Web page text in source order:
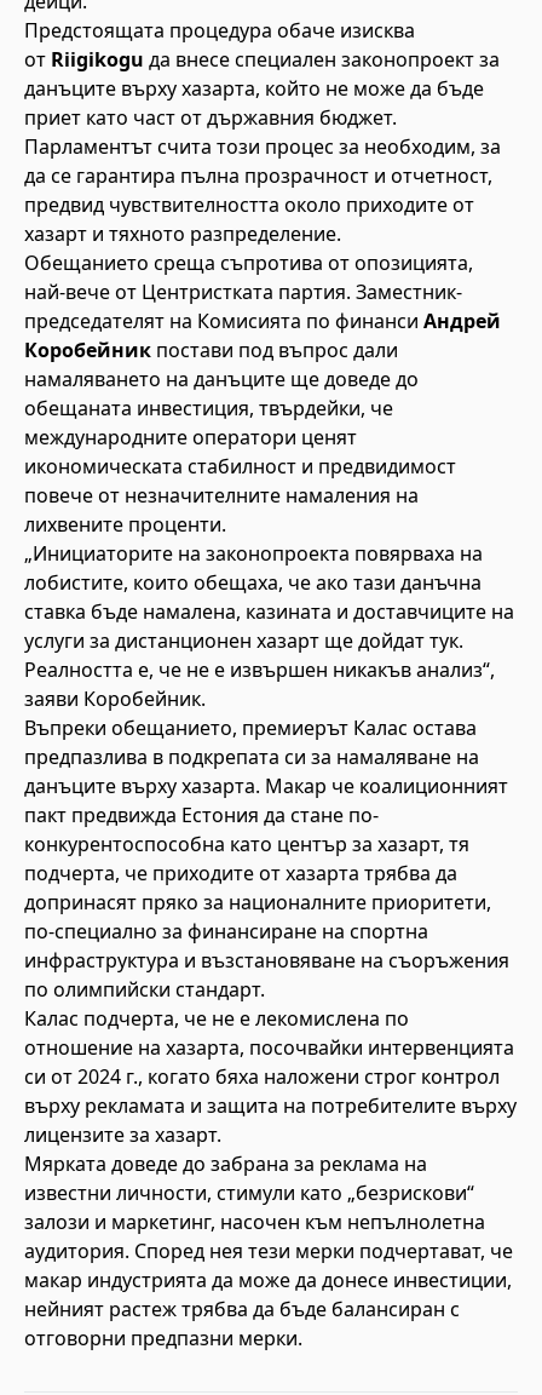
Предстоящата процедура обаче изисква
от Riigikogu да внесе специален законопроект за
данъците върху хазарта, който не може да бъде
приет като част от държавния бюджет.
Парламентът счита този процес за необходим, за
да се гарантира пълна прозрачност и отчетност,
предвид чувствителността около приходите от
хазарт и тяхното разпределение.
Обещанието среща съпротива от опозицията,
най-вече от Центристката партия. Заместник-
председателят на Комисията по финанси Андрей
Коробейник постави под въпрос дали
намаляването на данъците ще доведе до
обещаната инвестиция, твърдейки, че
международните оператори ценят
икономическата стабилност и предвидимост
повече от незначителните намаления на
лихвените проценти.
„Инициаторите на законопроекта повярваха на
лобистите, които обещаха, че ако тази данъчна
ставка бъде намалена, казината и доставчиците на
услуги за дистанционен хазарт ще дойдат тук.
Реалността е, че не е извършен никакъв анализ“,
заяви Коробейник.
Въпреки обещанието, премиерът Калас остава
предпазлива в подкрепата си за намаляване на
данъците върху хазарта. Макар че коалиционният
пакт предвижда Естония да стане по-
конкурентоспособна като център за хазарт, тя
подчерта, че приходите от хазарта трябва да
допринасят пряко за националните приоритети,
по-специално за финансиране на спортна
инфраструктура и възстановяване на съоръжения
по олимпийски стандарт.
Калас подчерта, че не е лекомислена по
отношение на хазарта, посочвайки интервенцията
си от 2024 г., когато бяха наложени строг контрол
върху рекламата и защита на потребителите върху
лицензите за хазарт.
Мярката доведе до забрана за реклама на
известни личности, стимули като „безрискови“
залози и маркетинг, насочен към непълнолетна
аудитория. Според нея тези мерки подчертават, че
макар индустрията да може да донесе инвестиции,
нейният растеж трябва да бъде балансиран с
отговорни предпазни мерки.